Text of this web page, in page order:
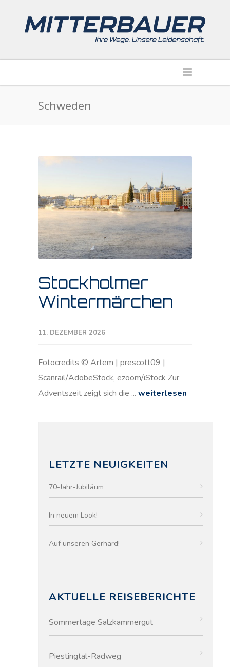
Schweden
Stockholmer
Wintermärchen
11. DEZEMBER 2026
Fotocredits © Artem | prescott09 |
Scanrail/AdobeStock, ezoom/iStock Zur
Adventszeit zeigt sich die ... weiterlesen
LETZTE NEUIGKEITEN
70-Jahr-Jubiläum
In neuem Look!
Auf unseren Gerhard!
AKTUELLE REISEBERICHTE
Sommertage Salzkammergut
Piestingtal-Radweg